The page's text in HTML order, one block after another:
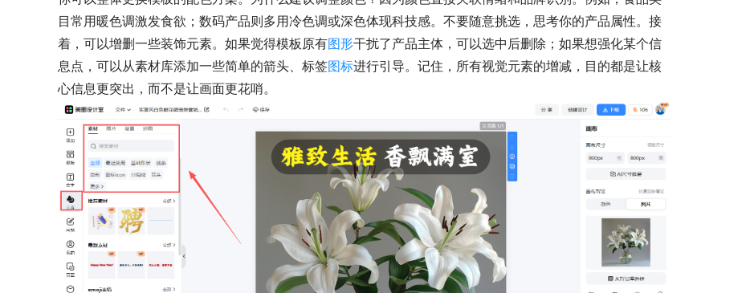
目常用暖色调激发食欲；数码产品则多用冷色调或深色体现科技感。不要随意挑选，思考你的产品属性。接
着，可以增删一些装饰元素。如果觉得模板原有图形干扰了产品主体，可以选中后删除；如果想强化某个信
息点，可以从素材库添加一些简单的箭头、标签图标进行引导。记住，所有视觉元素的增减，目的都是让核
心信息更突出，而不是让画面更花哨。